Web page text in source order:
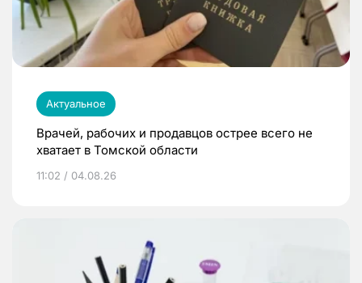
Актуальное
Врачей, рабочих и продавцов острее всего не
хватает в Томской области
11:02 / 04.08.26